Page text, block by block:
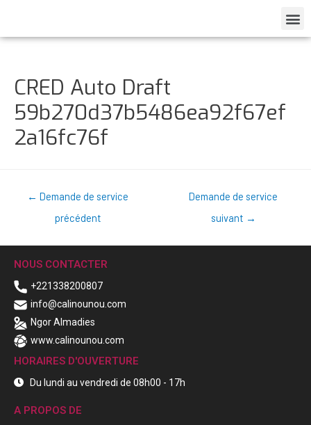
CRED Auto Draft
59b270d37b5486ea92f67ef
2a16fc76f
← Demande de service
précédent
Demande de service
suivant →
NOUS CONTACTER
+221338200807
info@calinounou.com
Ngor Almadies
www.calinounou.com
HORAIRES D'OUVERTURE
Du lundi au vendredi de 08h00 - 17h
A PROPOS DE